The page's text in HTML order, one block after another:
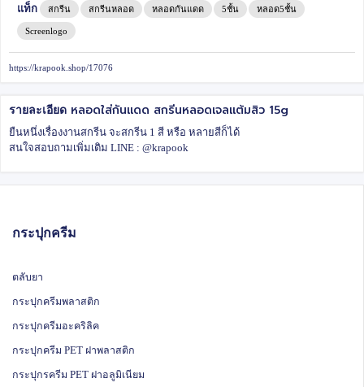
แท็ก สกรีน สกรีนหลอด หลอดกันแดด 5ชั้น หลอด5ชั้น
Screenlogo
https://krapook.shop/17076
รายละเอียด หลอดใส่กันแดด สกรีนหลอดเจลแต้มสิว 15g
ยืนหนึ่งเรื่องงานสกรีน จะสกรีน 1 สี หรือ หลายสีก็ได้
สนใจสอบถามเพิ่มเติม LINE : @krapook
กระปุกครีม
ตลับยา
กระปุกครีมพลาสติก
กระปุกครีมอะคริลิค
กระปุกครีม PET ฝาพลาสติก
กระปุกรครีม PET ฝาอลูมิเนียม